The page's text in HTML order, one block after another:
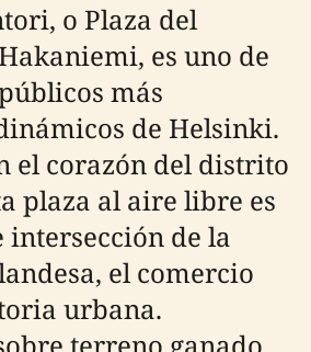
o Plaza del
es uno de
más
de Helsinki.
el corazón del distrito
plaza al aire libre es
de la
el comercio
urbana.